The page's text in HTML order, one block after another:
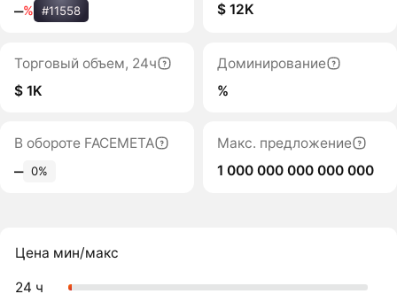
‒% #11558
$ 12K
Торговый объем, 24ч
$ 1K
Доминирование
%
В обороте FACEMETA
‒ 0%
Макс. предложение
1 000 000 000 000 000
Цена мин/макс
24 ч